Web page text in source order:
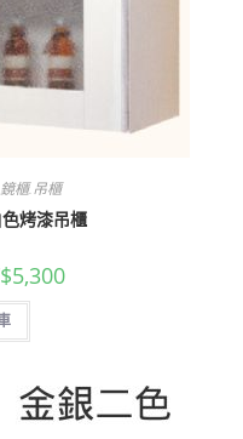
櫃.吊櫃
烤漆吊櫃
。
5,300目
前